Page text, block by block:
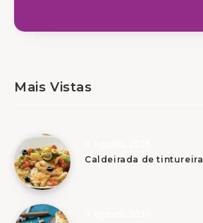
Mais Vistas
Caldeirada de tintureira